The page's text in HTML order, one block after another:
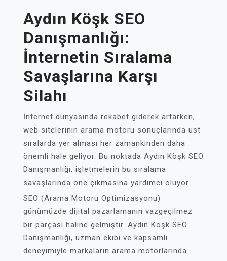
Aydın Köşk SEO
Danışmanlığı:
İnternetin Sıralama
Savaşlarına Karşı
Silahı
İnternet dünyasında rekabet giderek artarken,
web sitelerinin arama motoru sonuçlarında üst
sıralarda yer alması her zamankinden daha
önemli hale geliyor. Bu noktada Aydın Köşk SEO
Danışmanlığı, işletmelerin bu sıralama
savaşlarında öne çıkmasına yardımcı oluyor.
SEO (Arama Motoru Optimizasyonu)
günümüzde dijital pazarlamanın vazgeçilmez
bir parçası haline gelmiştir. Aydın Köşk SEO
Danışmanlığı, uzman ekibi ve kapsamlı
deneyimiyle markaların arama motorlarında